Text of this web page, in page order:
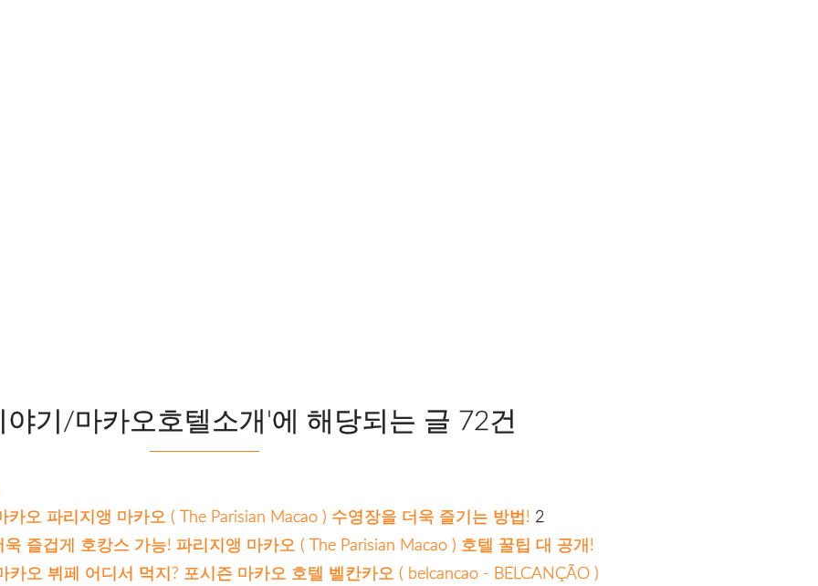
야기/마카오호텔소개'에 해당되는 글 72건
카오 파리지앵 마카오 ( The Parisian Macao ) 수영장을 더욱 즐기는 방법! 2
즐겁게 호캉스 가능! 파리지앵 마카오 ( The Parisian Macao ) 호텔 꿀팁 대 공개!
카오 뷔페 어디서 먹지? 포시즌 마카오 호텔 벨칸카오 ( belcancao - BELCANÇÃO )